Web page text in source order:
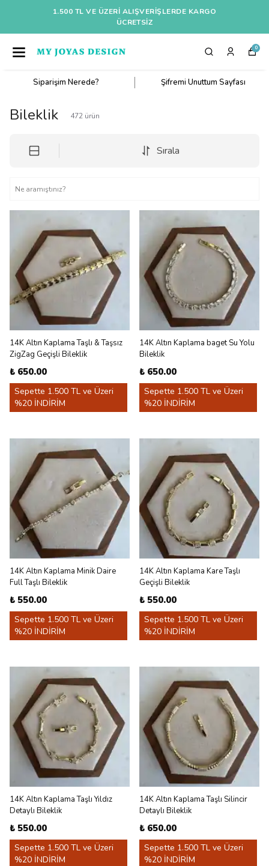
1.500 TL VE ÜZERI ALIŞVERIŞLERDE KARGO
ÜCRETSİZ
0
Siparişim Nerede? Şifremi Unuttum Sayfası
Bileklik 472 ürün
Sırala
14K Altın Kaplama Taşlı & Taşsız
ZigZag Geçişli Bileklik
₺ 650.00
Sepette 1.500 TL ve Üzeri
%20 İNDİRİM
14K Altın Kaplama baget Su Yolu
Bileklik
₺ 650.00
Sepette 1.500 TL ve Üzeri
%20 İNDİRİM
14K Altın Kaplama Minik Daire
Full Taşlı Bileklik
₺ 550.00
Sepette 1.500 TL ve Üzeri
%20 İNDİRİM
14K Altın Kaplama Kare Taşlı
Geçişli Bileklik
₺ 550.00
Sepette 1.500 TL ve Üzeri
%20 İNDİRİM
14K Altın Kaplama Taşlı Yıldız
Detaylı Bileklik
₺ 550.00
Sepette 1.500 TL ve Üzeri
%20 İNDİRİM
14K Altın Kaplama Taşlı Silincir
Detaylı Bileklik
₺ 650.00
Sepette 1.500 TL ve Üzeri
%20 İNDİRİM